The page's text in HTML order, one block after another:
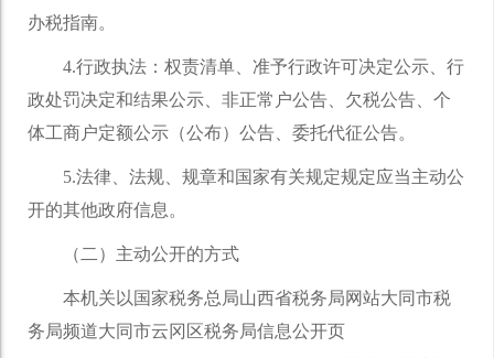
办税指南。
4.行政执法：权责清单、准予行政许可决定公示、行
政处罚决定和结果公示、非正常户公告、欠税公告、个
体工商户定额公示（公布）公告、委托代征公告。
5.法律、法规、规章和国家有关规定规定应当主动公
开的其他政府信息。
（二）主动公开的方式
本机关以国家税务总局山西省税务局网站大同市税
务局频道大同市云冈区税务局信息公开页